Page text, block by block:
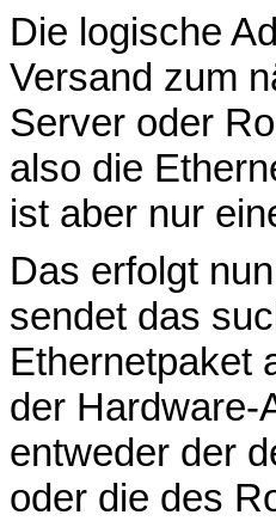
Die logische
Versand zum
Server oder
also die
ist aber nur
Das erfolgt
sendet das
Ethernetpaket
der Hardware-
entweder der
oder die des